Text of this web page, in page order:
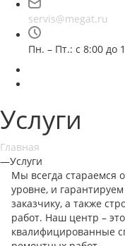
servis@megat.ru
Пн. – Пт.: с 8:00 до
Услуги
Главная
—Услуги
Мы всегда стараемся
уровне, и
заказчику, а также
работ. Наш центр –
квалифицированные